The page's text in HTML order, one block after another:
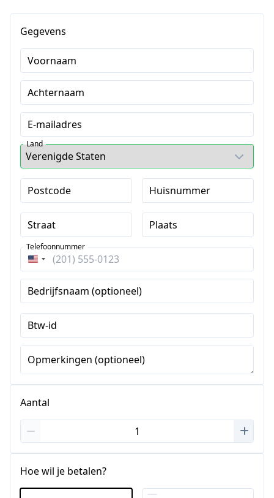
Gegevens
Voornaam
Achternaam
E-mailadres
Land
Postcode Huisnummer
Straat Plaats
Verenigde
Staten
+1
Telefoonnummer
Bedrijfsnaam (optioneel)
Btw-id
Opmerkingen (optioneel)
Aantal
Hoe wil je betalen?